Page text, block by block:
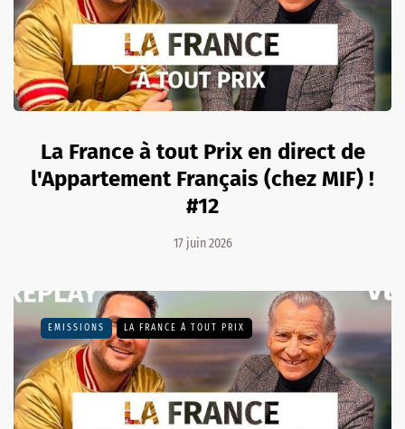
La France à tout Prix en direct de
l'Appartement Français (chez MIF) !
#12
17 juin 2026
EMISSIONS LA FRANCE À TOUT PRIX